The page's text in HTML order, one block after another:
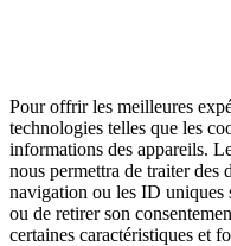
Pour offrir les meilleures
technologies telles que les
informations des appareils.
nous permettra de traiter des
navigation ou les ID uniques
ou de retirer son
certaines caractéristiques et